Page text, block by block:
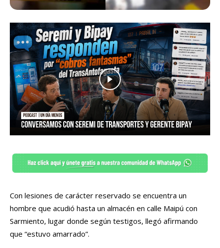
Con lesiones de carácter reservado se encuentra un
hombre que acudió hasta un almacén en calle Maipú con
Sarmiento, lugar donde según testigos, llegó afirmando
que “estuvo amarrado”.